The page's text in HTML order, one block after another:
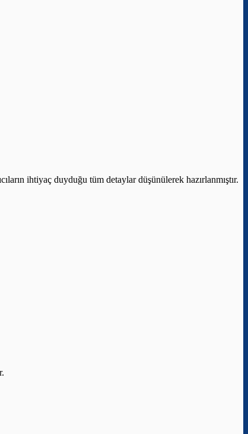
ihtiyaç duyduğu tüm detaylar düşünülerek hazırlanmıştır.